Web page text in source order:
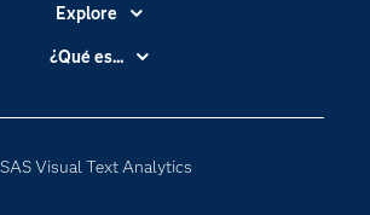
SAS Visual Text Analytics
Explore
Accesibilidad
Compañía
Comunidades
¿Qué es...
Cloud Computing